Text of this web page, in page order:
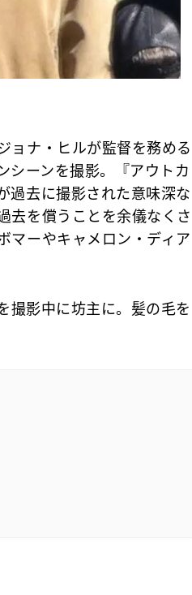
ョナ・ヒルが監督を務める
シーンを撮影。『アウトカ
過去に撮影された意味深な
去を償うことを余儀なくさ
マーやキャメロン・ディア
影中に坊主に。髪の毛を